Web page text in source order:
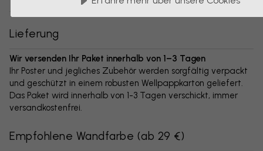
Lieferung
Wir versenden Ihr Paket innerhalb von 1–3 Tagen
Ihr Poster und jegliches Zubehör werden sorgfältig verpackt
und geschützt in einem robusten Wellpappkarton geliefert.
Das Paket wird innerhalb von 1-3 Tagen verschickt, immer
versandkostenfrei.
Empfohlene Wandfarbe (ab 29 €)